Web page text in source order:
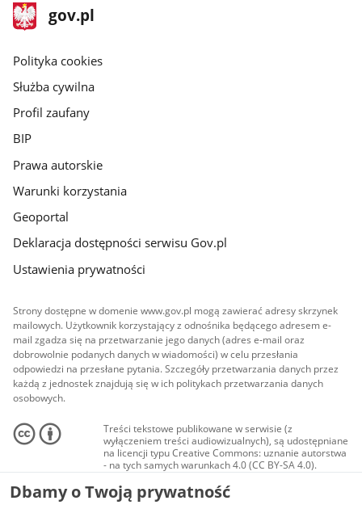
stopka
gov.pl
Strona
gov.pl
gov.pl
Polityka cookies
Służba cywilna
Profil zaufany
BIP
Prawa autorskie
Warunki korzystania
Geoportal
Deklaracja dostępności serwisu Gov.pl
Ustawienia prywatności
Strony dostępne w domenie www.gov.pl mogą zawierać adresy skrzynek
mailowych. Użytkownik korzystający z odnośnika będącego adresem e-
mail zgadza się na przetwarzanie jego danych (adres e-mail oraz
dobrowolnie podanych danych w wiadomości) w celu przesłania
odpowiedzi na przesłane pytania. Szczegóły przetwarzania danych przez
każdą z jednostek znajdują się w ich politykach przetwarzania danych
osobowych.
Treści tekstowe publikowane w serwisie (z
wyłączeniem treści audiowizualnych), są udostępniane
na licencji typu Creative Commons: uznanie autorstwa
- na tych samych warunkach 4.0 (CC BY-SA 4.0).
Materiały audiowizualne, w tym zdjęcia, materiały
audio i wideo, są udostępniane na licencji typu
Creative Commons: uznanie autorstwa użycie
Dbamy o Twoją prywatność